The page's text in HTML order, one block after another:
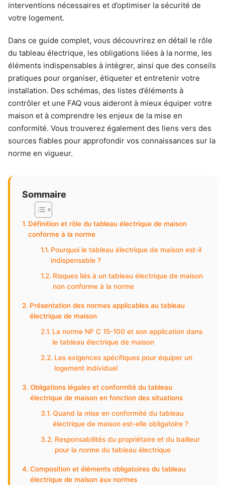
interventions nécessaires et d’optimiser la sécurité de
votre logement.
Dans ce guide complet, vous découvrirez en détail le rôle
du tableau électrique, les obligations liées à la norme, les
éléments indispensables à intégrer, ainsi que des conseils
pratiques pour organiser, étiqueter et entretenir votre
installation. Des schémas, des listes d’éléments à
contrôler et une FAQ vous aideront à mieux équiper votre
maison et à comprendre les enjeux de la mise en
conformité. Vous trouverez également des liens vers des
sources fiables pour approfondir vos connaissances sur la
norme en vigueur.
Sommaire
Définition et rôle du tableau électrique de maison
conforme à la norme
Pourquoi le tableau électrique de maison est-il
indispensable ?
Risques liés à un tableau électrique de maison
non conforme à la norme
Présentation des normes applicables au tableau
électrique de maison
La norme NF C 15-100 et son application dans
le tableau électrique de maison
Les exigences spécifiques pour équiper un
logement individuel
Obligations légales et conformité du tableau
électrique de maison en fonction des situations
Quand la mise en conformité du tableau
électrique de maison est-elle obligatoire ?
Responsabilités du propriétaire et du bailleur
pour la norme du tableau électrique
Composition et éléments obligatoires du tableau
électrique de maison aux normes